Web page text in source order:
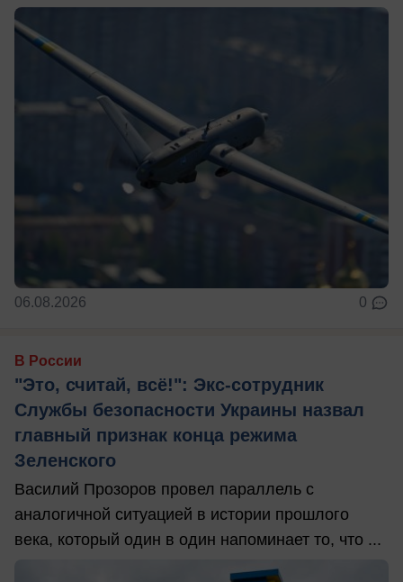
06.08.2026 0
В России
"Это, считай, всё!": Экс-сотрудник
Службы безопасности Украины назвал
главный признак конца режима
Зеленского
Василий Прозоров провел параллель с
аналогичной ситуацией в истории прошлого
века, который один в один напоминает то, что ...